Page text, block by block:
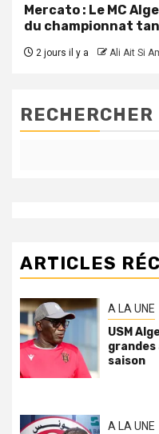
Mercato : Le MC
du championnat
2 jours il y a Ali Ait Si
RECHERCHER
ARTICLES
A LA UNE
USM
grandes
saison
A LA UNE